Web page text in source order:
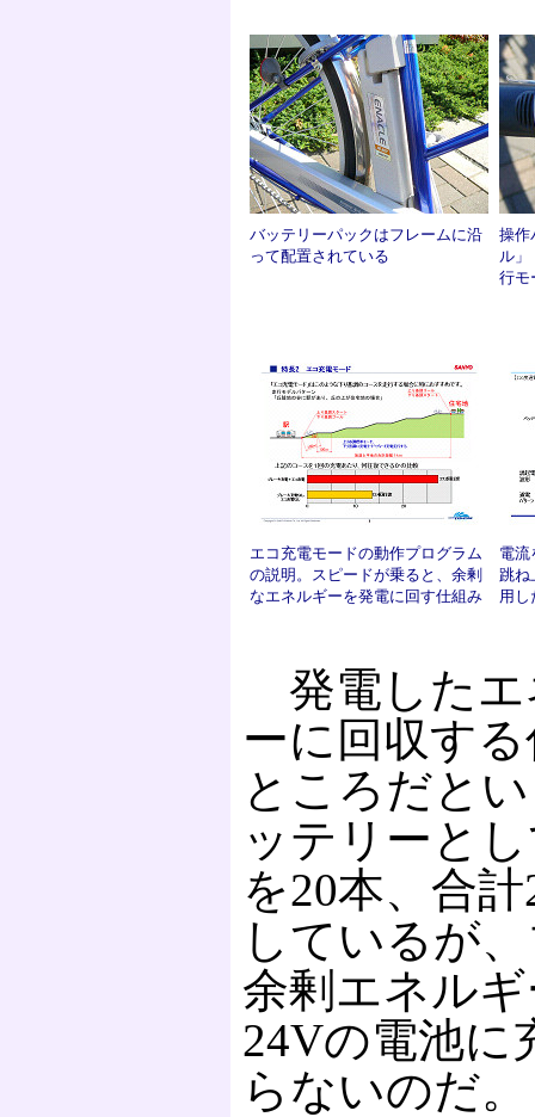
バッテリーパックはフレームに沿
って配置されている
操作
ル」
行モ
エコ充電モードの動作プログラム
の説明。スピードが乗ると、余剰
なエネルギーを発電に回す仕組み
電流
跳ね
用し
発電したエ
ーに回収す
ところだと
ッテリーと
を20本、合
しているが
余剰エネル
24Vの電池に
らないのだ。